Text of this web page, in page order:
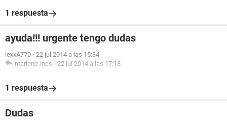
1 respuesta
ayuda!!! urgente tengo dudas
lexxA770 - 22 jul 2014 a las 15:34
marlene-ines - 22 jul 2014 a las 17:18
1 respuesta
Dudas